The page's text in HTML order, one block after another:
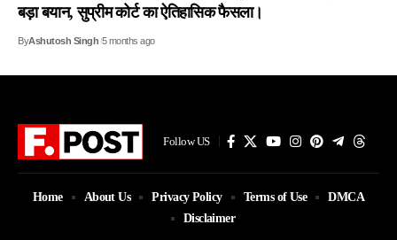
बड़ा बयान, सुप्रीम कोर्ट का ऐतिहासिक फैसला।
ByAshutosh Singh 5 months ago
Follow US
Home About Us Privacy Policy Terms of Use
DMCA
Disclaimer